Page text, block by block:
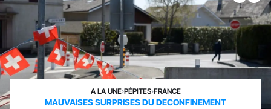
A LA UNE›PÉPITES›FRANCE
MAUVAISES SURPRISES DU DECONFINEMENT